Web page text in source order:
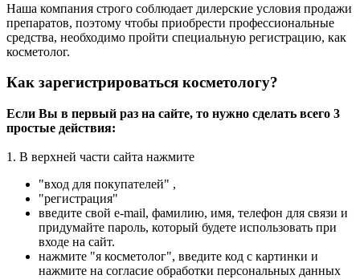
Наша компания строго соблюдает дилерские условия продажи
препаратов, поэтому чтобы приобрести профессиональные
средства, необходимо пройти специальную регистрацию, как
косметолог.
Как зарегистрироваться косметологу?
Если Вы в первый раз на сайте, то нужно сделать всего 3
простые действия:
1. В верхней части сайта нажмите
"вход для покупателей" ,
"регистрация"
введите свой e-mail, фамилию, имя, телефон для связи и
придумайте пароль, который будете использовать при
входе на сайт.
нажмите "я косметолог", введите код с картинки и
нажмите на согласие обработки персональных данных